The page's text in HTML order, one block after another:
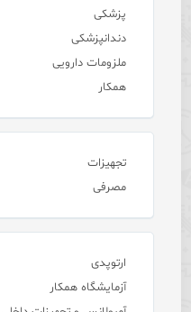
پزشکی
دندانپزشکی
ملزومات دارویی
همکار
تجهیزات
مصرفی
ارتوپدی
آزمایشگاه همکار